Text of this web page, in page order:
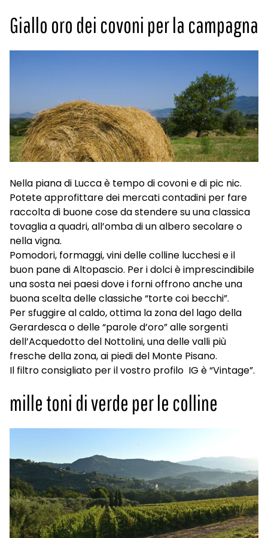
Giallo oro dei covoni per la campagna
Nella piana di Lucca è tempo di covoni e di pic nic.
Potete approfittare dei mercati contadini per fare
raccolta di buone cose da stendere su una classica
tovaglia a quadri, all’omba di un albero secolare o
nella vigna.
Pomodori, formaggi, vini delle colline lucchesi e il
buon pane di Altopascio. Per i dolci è imprescindibile
una sosta nei paesi dove i forni offrono anche una
buona scelta delle classiche “torte coi becchi”.
Per sfuggire al caldo, ottima la zona del lago della
Gerardesca o delle “parole d’oro” alle sorgenti
dell’Acquedotto del Nottolini, una delle valli più
fresche della zona, ai piedi del Monte Pisano.
Il filtro consigliato per il vostro profilo IG è “Vintage”.
mille toni di verde per le colline